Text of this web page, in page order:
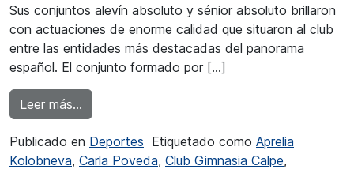
Sus conjuntos alevín absoluto y sénior absoluto brillaron
con actuaciones de enorme calidad que situaron al club
entre las entidades más destacadas del panorama
español. El conjunto formado por […]
Leer más…
Publicado en Deportes Etiquetado como Aprelia
Kolobneva, Carla Poveda, Club Gimnasia Calpe,